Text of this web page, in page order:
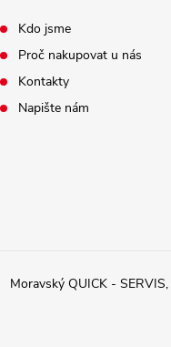
Kdo jsme
Proč nakupovat u nás
Kontakty
Napište nám
Moravský QUICK -